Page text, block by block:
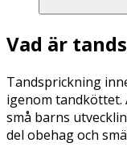
Vad är
Tandsprickning
igenom tandköttet.
små barns
del obehag och